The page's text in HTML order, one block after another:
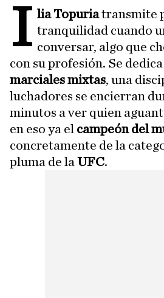
I lia Topuriatransmite
tranquilidad cuando
conversar, algo que
con su profesión. Se dedica
marciales mixtas, una
luchadores se encierran
minutos a ver quien
en eso ya el campeón del
concretamente de la
pluma de la UFC.